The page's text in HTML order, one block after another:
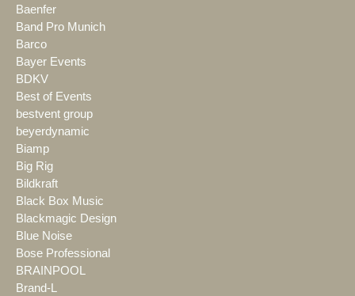
Baenfer
Band Pro Munich
Barco
Bayer Events
BDKV
Best of Events
bestvent group
beyerdynamic
Biamp
Big Rig
Bildkraft
Black Box Music
Blackmagic Design
Blue Noise
Bose Professional
BRAINPOOL
Brand-L